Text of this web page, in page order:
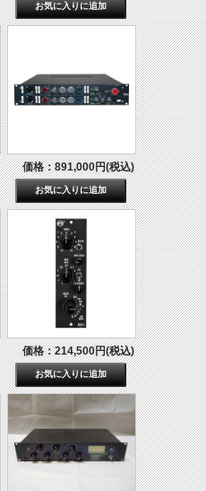
価格：891,000円(税込)
価格：214,500円(税込)